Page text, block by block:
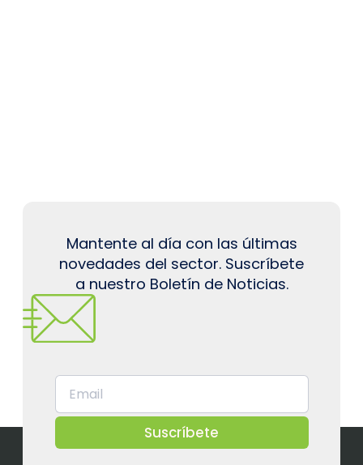
Mantente al día con las últimas
novedades del sector. Suscríbete
a nuestro Boletín de Noticias.
Suscríbete